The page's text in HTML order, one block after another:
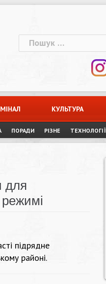
Пошук:
КУЛЬТУРА
ПОРАДИ РІЗНЕ ТЕХНОЛОГІЇ
для
режимі
підрядне
районі.